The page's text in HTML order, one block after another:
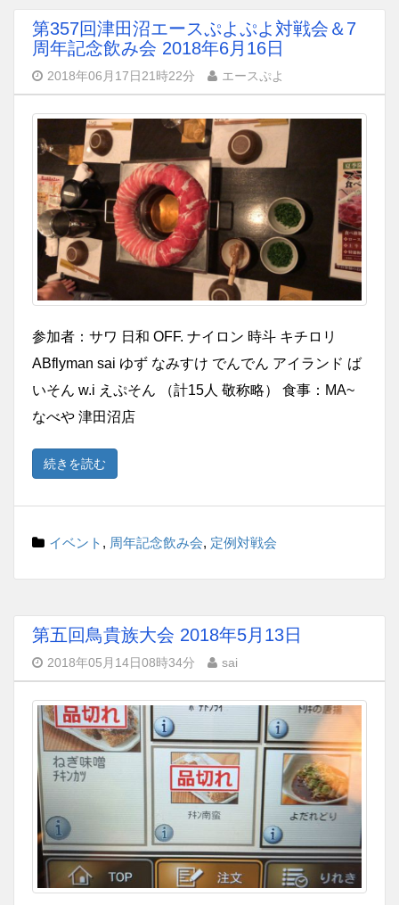
第357回津田沼エースぷよぷよ対戦会＆7
周年記念飲み会 2018年6月16日
2018年06月17日21時22分 エースぷよ
参加者：サワ 日和 OFF. ナイロン 時斗 キチロリ
ABflyman sai ゆず なみすけ でんでん アイランド ば
いそん w.i えぷそん （計15人 敬称略） 食事：MA~
なべや 津田沼店
続きを読む
イベント , 周年記念飲み会, 定例対戦会
第五回鳥貴族大会 2018年5月13日
2018年05月14日08時34分 sai